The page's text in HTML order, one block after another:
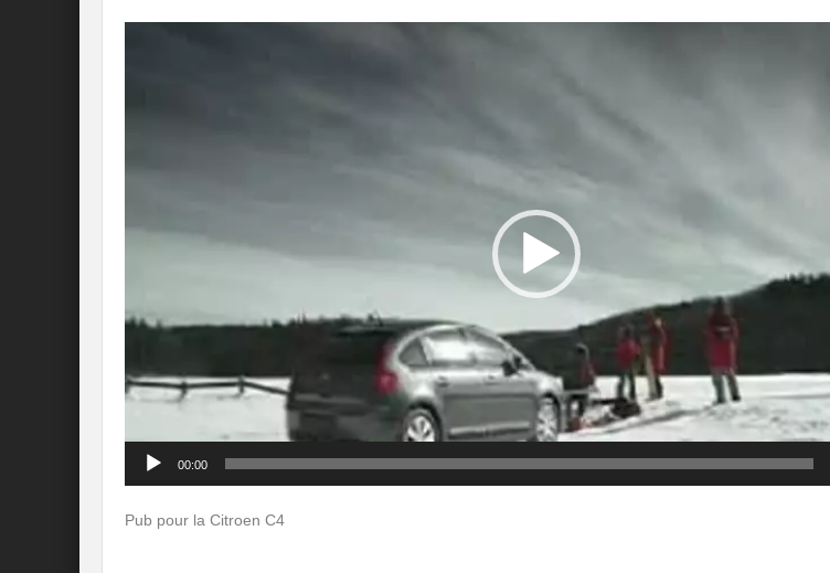
00:00
Pub pour la Citroen C4